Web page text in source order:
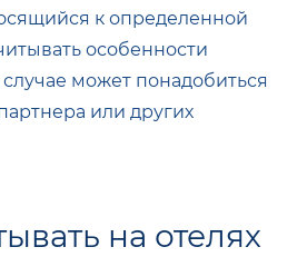
к определенной
особенности
может понадобиться
или других
на отелях